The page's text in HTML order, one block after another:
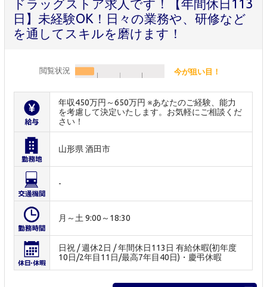
ドラッグストア求人です！【年間休日113
日】未経験OK！日々の業務や、研修など
を通してスキルを磨けます！
閲覧状況 今が狙い目！
年収450万円～650万円 ※あなたのご経験、能力
を考慮して決定いたします。お気軽にご相談くだ
さい！
山形県 酒田市
-
月～土 9:00～18:30
日祝 / 週休2日 / 年間休日113日 有給休暇(初年度
10日/2年目11日/最高7年目40日)・慶弔休暇